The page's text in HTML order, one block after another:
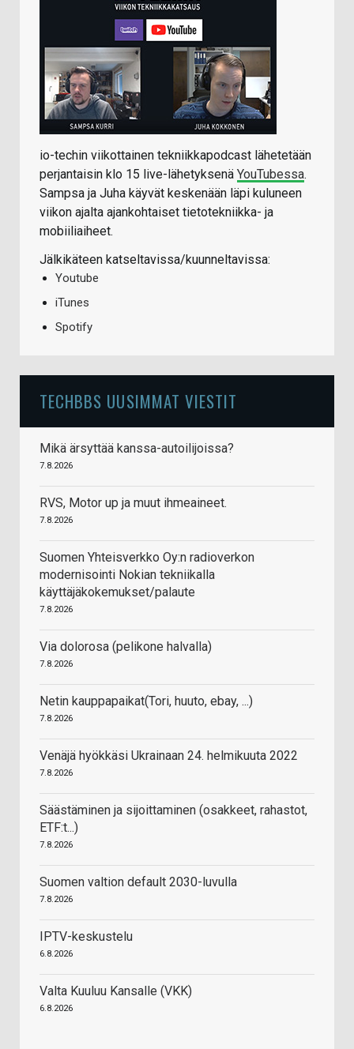
io-techin viikottainen tekniikkapodcast lähetetään
perjantaisin klo 15 live-lähetyksenä YouTubessa.
Sampsa ja Juha käyvät keskenään läpi kuluneen
viikon ajalta ajankohtaiset tietotekniikka- ja
mobiiliaiheet.
Jälkikäteen katseltavissa/kuunneltavissa:
Youtube
iTunes
Spotify
TECHBBS UUSIMMAT VIESTIT
Mikä ärsyttää kanssa-autoilijoissa?
7.8.2026
RVS, Motor up ja muut ihmeaineet.
7.8.2026
Suomen Yhteisverkko Oy:n radioverkon
modernisointi Nokian tekniikalla
käyttäjäkokemukset/palaute
7.8.2026
Via dolorosa (pelikone halvalla)
7.8.2026
Netin kauppapaikat(Tori, huuto, ebay, ...)
7.8.2026
Venäjä hyökkäsi Ukrainaan 24. helmikuuta 2022
7.8.2026
Säästäminen ja sijoittaminen (osakkeet, rahastot,
ETF:t...)
7.8.2026
Suomen valtion default 2030-luvulla
7.8.2026
IPTV-keskustelu
6.8.2026
Valta Kuuluu Kansalle (VKK)
6.8.2026